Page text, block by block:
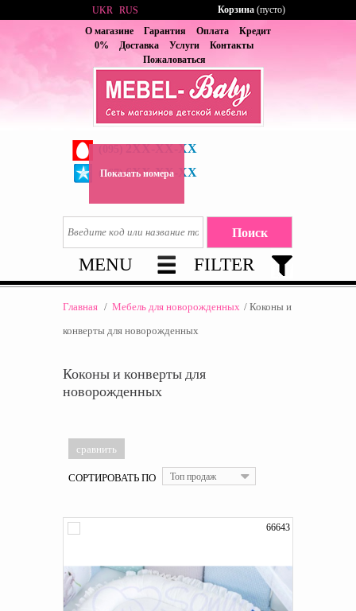
О магазине Гарантия Оплата
Кредит
0%
Доставка Услуги
Контакты
Пожаловаться
2XX-XX-XX
(067) 6XX-XX-XX
Показать номера
UKR RUS Корзина (пусто)
MENU FILTER
Главная / Мебель для новорожденных / Коконы и
конверты для новорожденных
Коконы и конверты для
новорожденных
СОРТИРОВАТЬ ПО Топ продаж
66643